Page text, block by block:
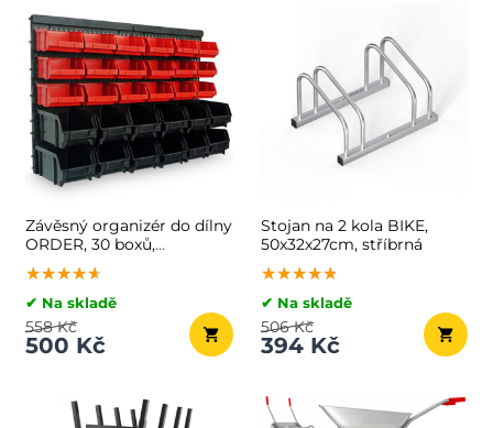
Závěsný organizér do dílny
ORDER, 30 boxů,
64x2x38cm, červená/černá
★★★★★
★★★★★
★★★★★
✔ Na skladě
500 Kč
558 Kč
Stojan na 2 kola BIKE,
50x32x27cm, stříbrná
★★★★★
★★★★★
★★★★★
✔ Na skladě
394 Kč
506 Kč